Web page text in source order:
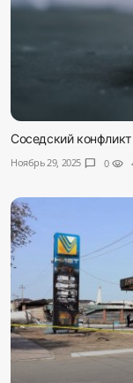
Соседский
Ноябрь 29, 2025 chat_bubble 0 visibility